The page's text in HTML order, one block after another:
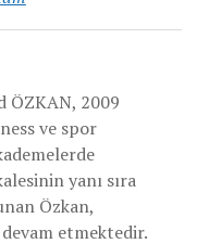
ÖZKAN, 2009
ve spor
yanı sıra
Özkan,
etmektedir.